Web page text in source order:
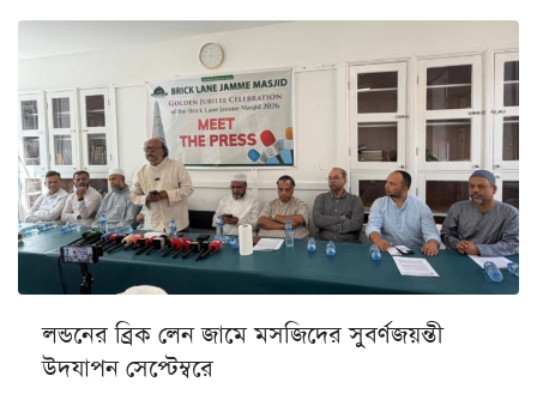
লন্ডনের ব্রিক লেন জামে মসজিদের সুবর্ণজয়ন্তী
উদযাপন সেপ্টেম্বরে